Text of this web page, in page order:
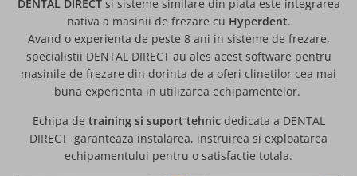
DENTAL DIRECTsi sisteme similare din piata este integrarea
nativa a masinii de frezare cu Hyperdent.
Avand o experienta de peste 8 ani in sisteme de frezare,
specialistii DENTAL DIRECT au ales acest software pentru
masinile de frezare din dorinta de a oferi clinetilor cea mai
buna experienta in utilizarea echipamentelor.
Echipa de training si suport tehnicdedicata a DENTAL
DIRECT garanteaza instalarea, instruirea si exploatarea
echipamentului pentru o satisfactie totala.